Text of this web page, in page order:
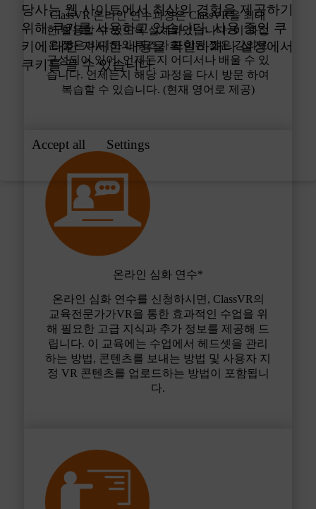
ClassVR 온라인 연수과정은 ClassVR을 최대
한 활용할 수 있도록 설계되었습니다. 이 과정
은 짧은 비디오와 퀴즈가 포함된 짧은 강의로
구성되어 있어, 언제든지 어디서나 배울 수 있
습니다. 언제든지 해당 과정을 다시 방문 하여
복습할 수 있습니다. (현재 영어로 제공)
온라인 심화 연수*
온라인 심화 연수를 신청하시면, ClassVR의
교육전문가가VR을 통한 효과적인 수업을 위
해 필요한 고급 지식과 추가 정보를 제공해 드
립니다. 이 교육에는 수업에서 헤드셋을 관리
하는 방법, 콘텐츠를 보내는 방법 및 사용자 지
정 VR 콘텐츠를 업로드하는 방법이 포함됩니
다.